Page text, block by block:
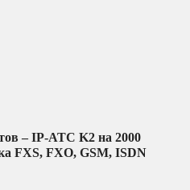
– IP-АТС K2 на 2000
FXS, FXO, GSM, ISDN